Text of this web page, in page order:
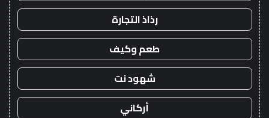
رذاذ التجارة
طعم وكيف
شهود نت
أركاني